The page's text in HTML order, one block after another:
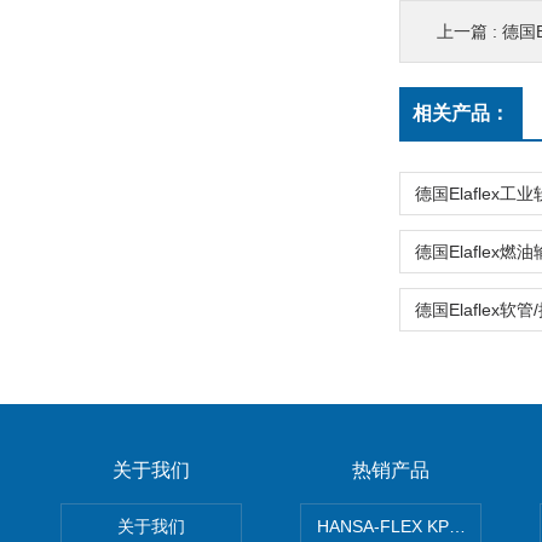
上一篇 : 德国
相关产品：
关于我们
关于我们
热销产品
HANSA-FLEX KP100P紧凑